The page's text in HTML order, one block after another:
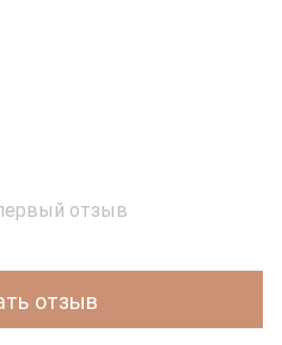
отзыв
отзыв